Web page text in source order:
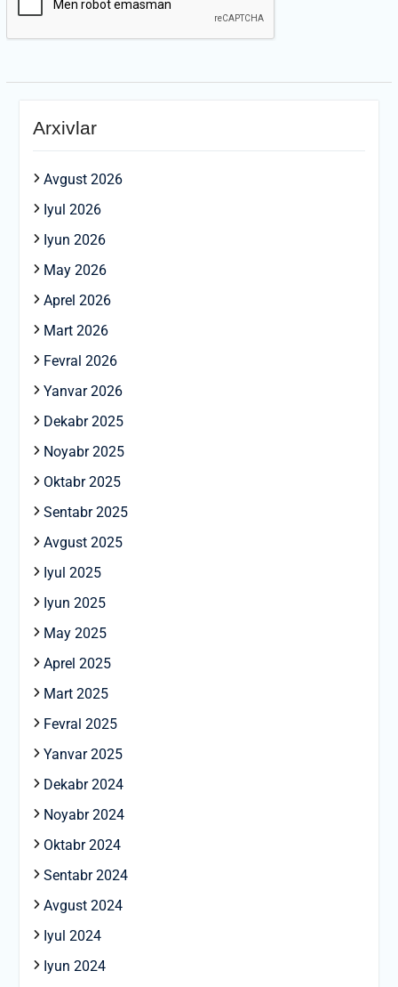
Arxivlar
Avgust 2026
Iyul 2026
Iyun 2026
May 2026
Aprel 2026
Mart 2026
Fevral 2026
Yanvar 2026
Dekabr 2025
Noyabr 2025
Oktabr 2025
Sentabr 2025
Avgust 2025
Iyul 2025
Iyun 2025
May 2025
Aprel 2025
Mart 2025
Fevral 2025
Yanvar 2025
Dekabr 2024
Noyabr 2024
Oktabr 2024
Sentabr 2024
Avgust 2024
Iyul 2024
Iyun 2024